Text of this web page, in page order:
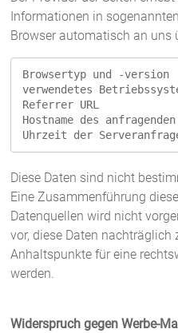
Informationen in
Browser automatisch an uns
Browsertyp und -version
verwendetes
Referrer URL
Hostname des
Uhrzeit der
Diese Daten sind nicht
Eine Zusammenführung
Datenquellen wird nicht
vor, diese Daten
Anhaltspunkte für eine
werden.
Widerspruch gegen Werbe-